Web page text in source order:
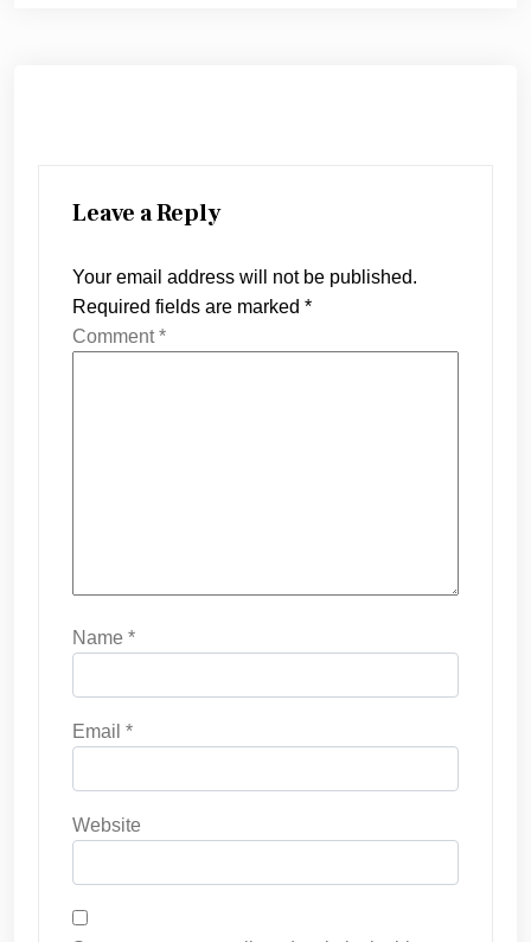
Leave a Reply
Your email address will not be published.
Required fields are marked *
Comment*
Name *
Email *
Website